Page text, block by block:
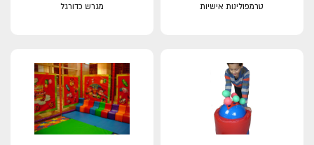
טרמפולינות אישיות מגרש כדורגל